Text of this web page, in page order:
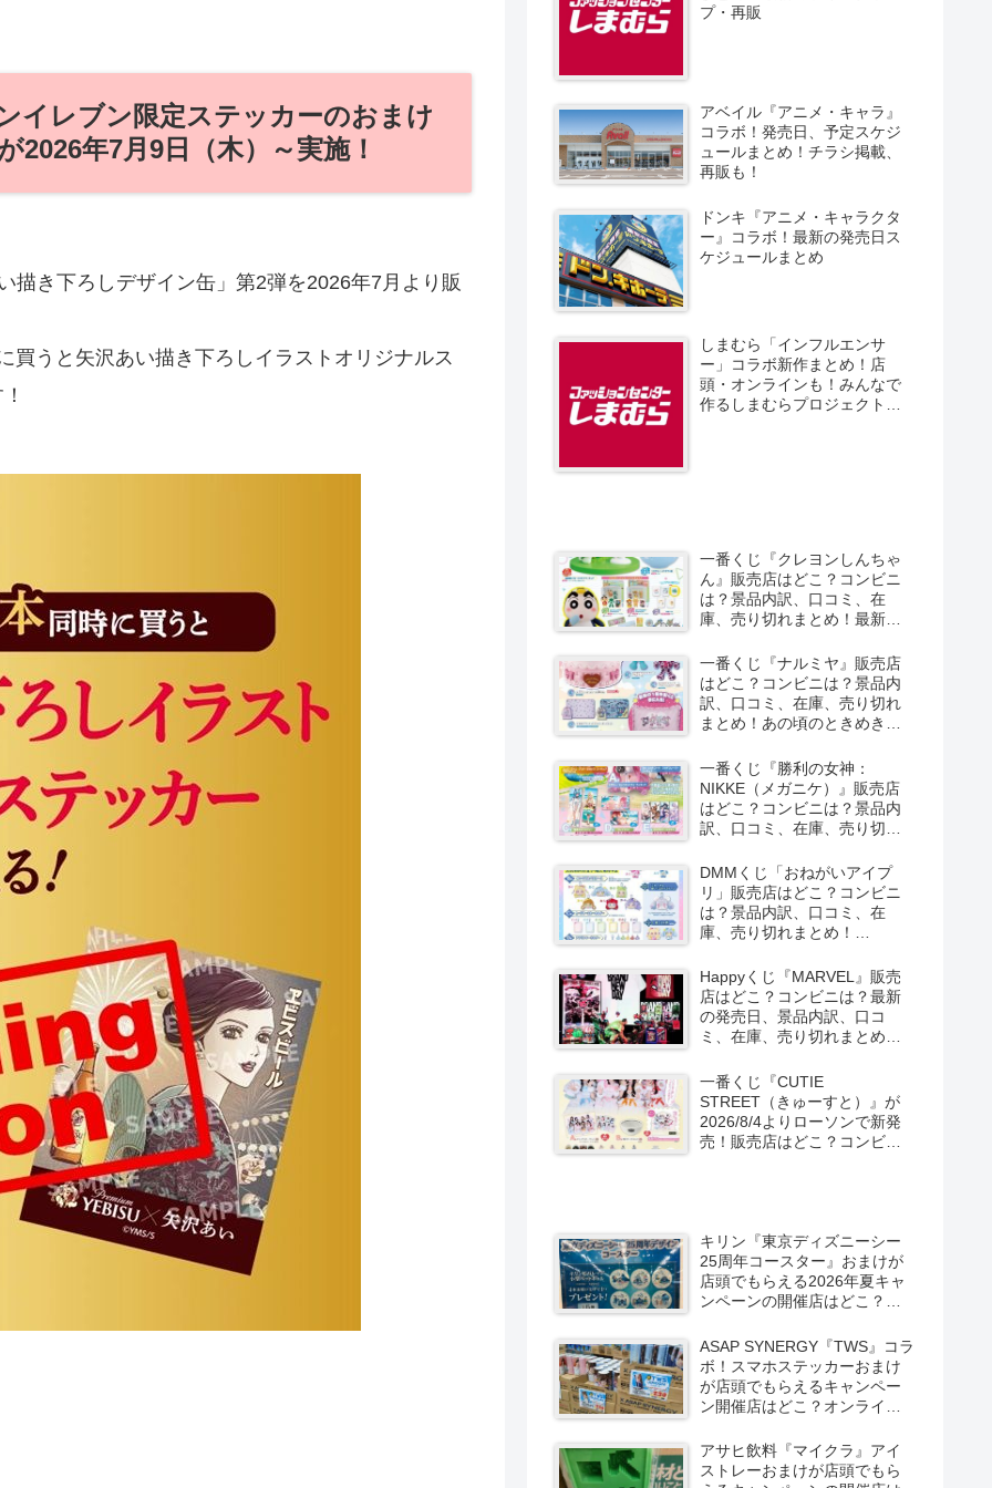
イレブン限定ステッカーのおまけ
年7月9日（木）～実施！
描き下ろしデザイン缶」第2弾を2026年7月より販
買うと矢沢あい描き下ろしイラストオリジナルス
プ・再販
アベイル『アニメ・キャラ』
コラボ！発売日、予定スケジ
ュールまとめ！チラシ掲載、
再販も！
ドンキ『アニメ・キャラクタ
ー』コラボ！最新の発売日ス
ケジュールまとめ
しまむら「インフルエンサ
ー」コラボ新作まとめ！店
頭・オンラインも！みんなで
作るしまむらプロジェクト！
一番くじ『クレヨンしんちゃ
ん』販売店はどこ？コンビニ
は？景品内訳、口コミ、在
庫、売り切れまとめ！最新は
2026/8/8より新発売！
一番くじ『ナルミヤ』販売店
はどこ？コンビニは？景品内
訳、口コミ、在庫、売り切れ
まとめ！あの頃のときめきメ
ミマで新発売！しまむら系列
のアベイルも！
一番くじ『勝利の女神：
NIKKE（メガニケ）』販売店
はどこ？コンビニは？景品内
訳、口コミ、在庫、売り切れ
CHAPTER8（第8弾）が
2026/8/8より新発売！
DMMくじ「おねがいアイプ
リ」販売店はどこ？コンビニ
は？景品内訳、口コミ、在
庫、売り切れまとめ！
新発売！
Happyくじ『MARVEL』販売
店はどこ？コンビニは？最新
の発売日、景品内訳、口コ
ミ、在庫、売り切れまとめ！
ニュー・デイが2026/8/7より
ローソン、ファミマなどで新
発売！
一番くじ『CUTIE
STREET（きゅーすと）』が
2026/8/4よりローソンで新発
売！販売店はどこ？コンビニ
キリン『東京ディズニーシー
25周年コースター』おまけが
店頭でもらえる2026年夏キャ
ンペーンの開催店はどこ？全6
ド、チップとデールなども！
ASAP SYNERGY『TWS』コラ
ボ！スマホステッカーおまけ
が店頭でもらえるキャンペー
ン開催店はどこ？オンライン
などで新発売！
アサヒ飲料『マイクラ』アイ
ストレーおまけが店頭でもら